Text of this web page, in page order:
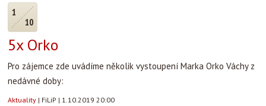
1
10
5x Orko
Pro zájemce zde uvádíme několik vystoupení Marka Orko Váchy z
nedávné doby:
Aktuality | FiLiP | 1.10.2019 20:00